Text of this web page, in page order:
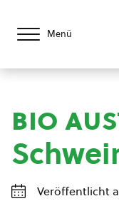
Menü
bio
Veröffentlicht